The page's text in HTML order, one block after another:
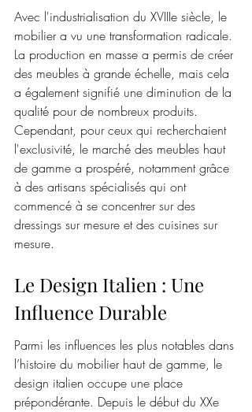
Avec l'industrialisation du XVIIIe siècle, le
mobilier a vu une transformation radicale.
La production en masse a permis de créer
des meubles à grande échelle, mais cela
a également signifié une diminution de la
qualité pour de nombreux produits.
Cependant, pour ceux qui recherchaient
l'exclusivité, le marché des meubles haut
de gamme a prospéré, notamment grâce
à des artisans spécialisés qui ont
commencé à se concentrer sur des
dressings sur mesure et des cuisines sur
mesure.
Le Design Italien : Une
Influence Durable
Parmi les influences les plus notables dans
l’histoire du mobilier haut de gamme, le
design italien occupe une place
prépondérante. Depuis le début du XXe